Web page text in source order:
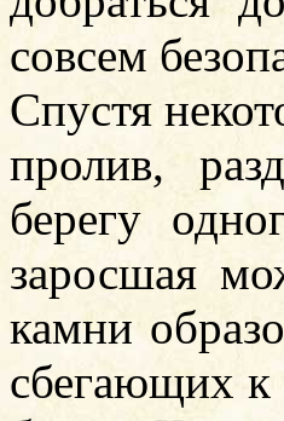
совсем
Спустя
пролив,
берегу
заросшая
камни
сбегающих к